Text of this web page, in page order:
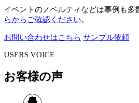
イベントのノベルティなどは事例も多
らからご確認ください。
お問い合わせはこちら サンプル依頼
USERS VOICE
お客様の声